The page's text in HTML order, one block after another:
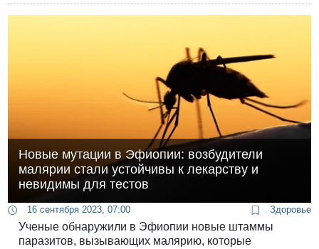
человек уже скончались от заражения.
Новые мутации в Эфиопии: возбудители
малярии стали устойчивы к лекарству и
невидимы для тестов
16 сентября 2023, 07:00 Здоровье
Ученые обнаружили в Эфиопии новые штаммы
паразитов, вызывающих малярию, которые